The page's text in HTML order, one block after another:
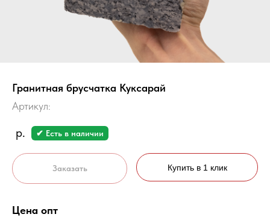
Гранитная брусчатка Куксарай
Артикул:
р. ✔ Есть в наличии
Заказать Купить в 1 клик
Цена опт